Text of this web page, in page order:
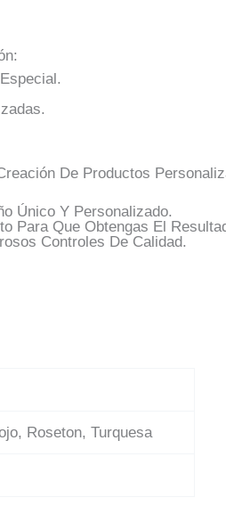
De Productos
Único Y Personalizado.
Para Que Obtengas El
Controles De Calidad.
Roseton, Turquesa